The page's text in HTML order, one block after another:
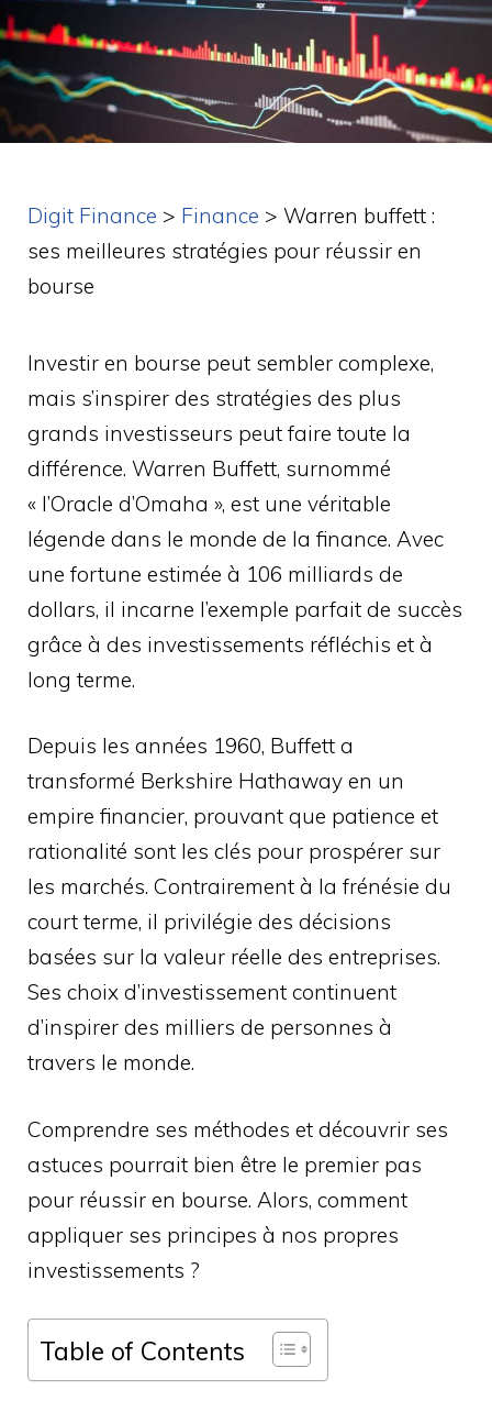
Digit Finance > Finance > Warren buffett :
ses meilleures stratégies pour réussir en
bourse
Investir en bourse peut sembler complexe,
mais s’inspirer des stratégies des plus
grands investisseurs peut faire toute la
différence. Warren Buffett, surnommé
« l’Oracle d’Omaha », est une véritable
légende dans le monde de la finance. Avec
une fortune estimée à 106 milliards de
dollars, il incarne l’exemple parfait de succès
grâce à des investissements réfléchis et à
long terme.
Depuis les années 1960, Buffett a
transformé Berkshire Hathaway en un
empire financier, prouvant que patience et
rationalité sont les clés pour prospérer sur
les marchés. Contrairement à la frénésie du
court terme, il privilégie des décisions
basées sur la valeur réelle des entreprises.
Ses choix d’investissement continuent
d’inspirer des milliers de personnes à
travers le monde.
Comprendre ses méthodes et découvrir ses
astuces pourrait bien être le premier pas
pour réussir en bourse. Alors, comment
appliquer ses principes à nos propres
investissements ?
Table of Contents